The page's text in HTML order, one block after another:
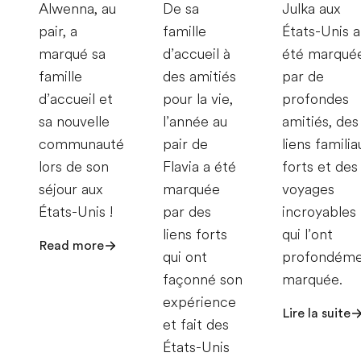
Alwenna, au
pair, a
marqué sa
famille
d’accueil et
sa nouvelle
communauté
lors de son
séjour aux
États-Unis !
Read more
De sa
famille
d’accueil à
des amitiés
pour la vie,
l’année au
pair de
Flavia a été
marquée
par des
liens forts
qui ont
façonné son
expérience
et fait des
États-Unis
Julka aux
États-Unis a
été
par de
profondes
amitiés, des
liens
forts et des
voyages
incroyables
qui l’ont
marquée.
Lire la suite